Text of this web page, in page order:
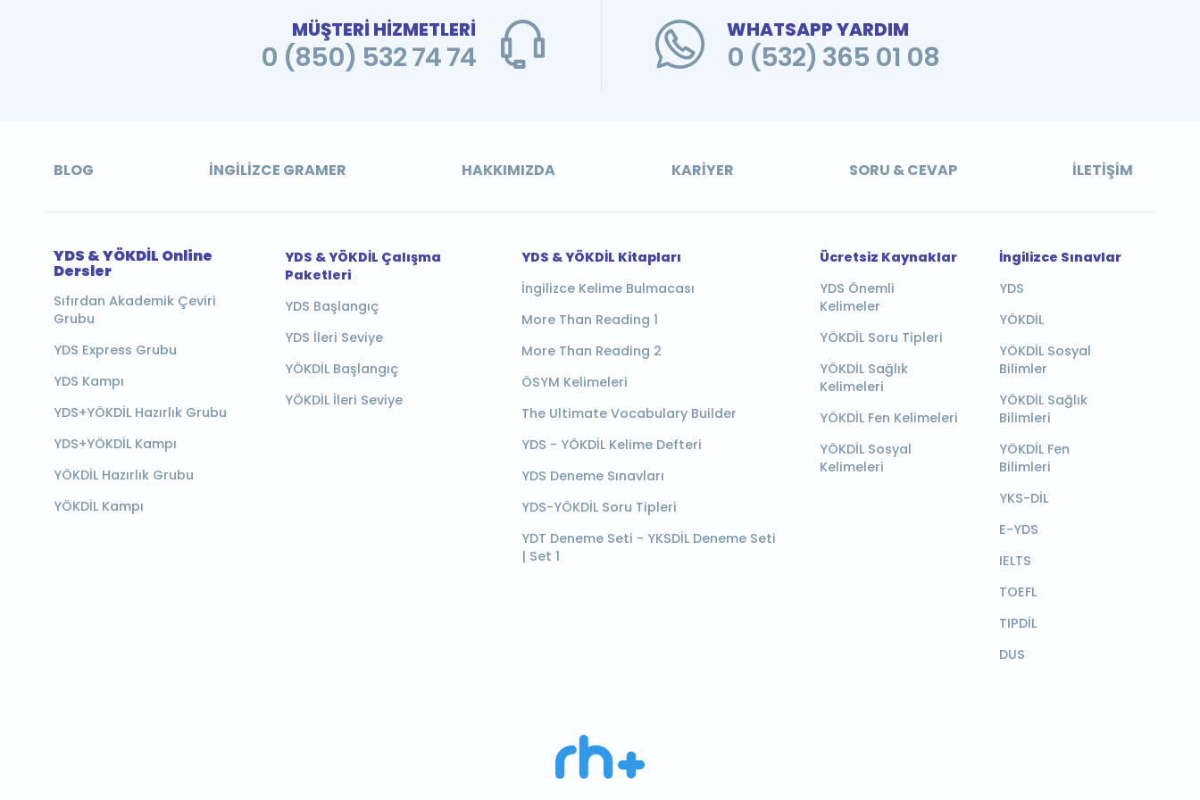
MÜŞTERİ HİZMETLERİ
0 (850) 532 74 74
WHATSAPP YARDIM
0 (532) 365 01 08
BLOG İNGILIZCE GRAMER HAKKIMIZDA KARIYER SORU & CEVAP İLETIŞIM
YDS & YÖKDİL Online
Dersler
Sıfırdan Akademik Çeviri
Grubu
YDS Express Grubu
YDS Kampı
YDS+YÖKDİL Hazırlık Grubu
YDS+YÖKDİL Kampı
YÖKDİL Hazırlık Grubu
YÖKDİL Kampı
YDS & YÖKDİL Çalışma
Paketleri
YDS Başlangıç
YDS İleri Seviye
YÖKDİL Başlangıç
YÖKDİL İleri Seviye
YDS & YÖKDİL Kitapları
İngilizce Kelime Bulmacası
More Than Reading 1
More Than Reading 2
ÖSYM Kelimeleri
The Ultimate Vocabulary Builder
YDS - YÖKDİL Kelime Defteri
YDS Deneme Sınavları
YDS-YÖKDİL Soru Tipleri
YDT Deneme Seti - YKSDİL Deneme Seti
| Set 1
Ücretsiz Kaynaklar
YDS Önemli
Kelimeler
YÖKDİL Soru Tipleri
YÖKDİL Sağlık
Kelimeleri
YÖKDİL Fen Kelimeleri
YÖKDİL Sosyal
Kelimeleri
İngilizce Sınavlar
YDS
YÖKDİL
YÖKDİL Sosyal
Bilimler
YÖKDİL Sağlık
Bilimleri
YÖKDİL Fen
Bilimleri
YKS-DİL
E-YDS
IELTS
TOEFL
TIPDİL
DUS